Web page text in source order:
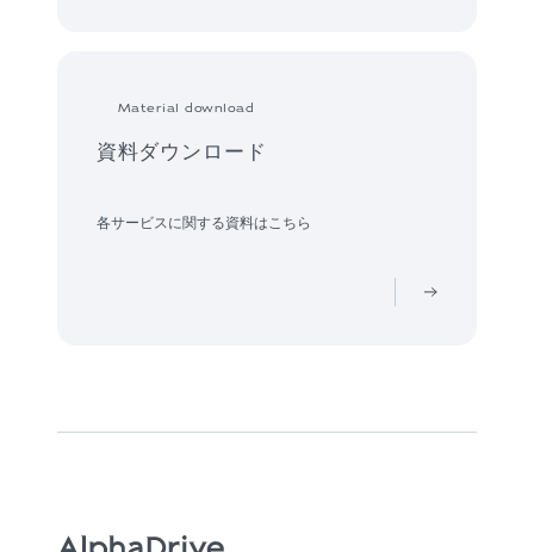
Material download
資料ダウンロード
各サービスに関する資料はこちら